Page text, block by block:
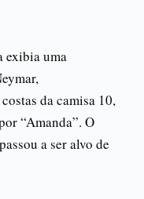
exibia uma
da camisa 10,
“Amanda”. O
a ser alvo de